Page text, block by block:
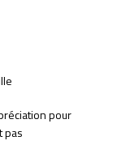
pour
pas